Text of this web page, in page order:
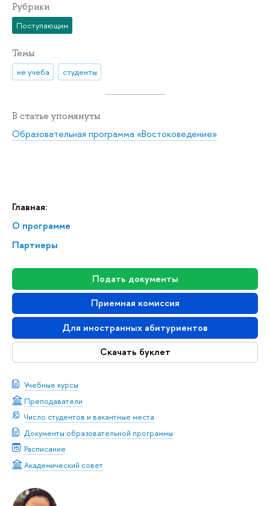
Главная:
О программе
Партнеры
Подать документы
Приемная комиссия
Для иностранных абитуриентов
Скачать буклет
Учебные курсы
Преподаватели
Число студентов и вакантные места
Документы образовательной программы
Расписание
Академический совет
Рубрики
Поступающим
Темы
не учеба студенты
В статье упомянуты
Образовательная программа «Востоковедение»